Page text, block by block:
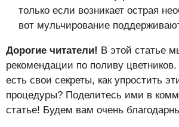
только если возникает острая
вот мульчирование
Дорогие читатели! В этой статье
рекомендации по поливу
есть свои секреты, как упростить
процедуры? Поделитесь ими в
статье! Будем вам очень